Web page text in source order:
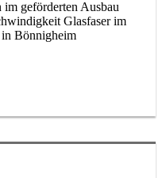
im geförderten Ausbau
Glasfaser im
in Bönnigheim